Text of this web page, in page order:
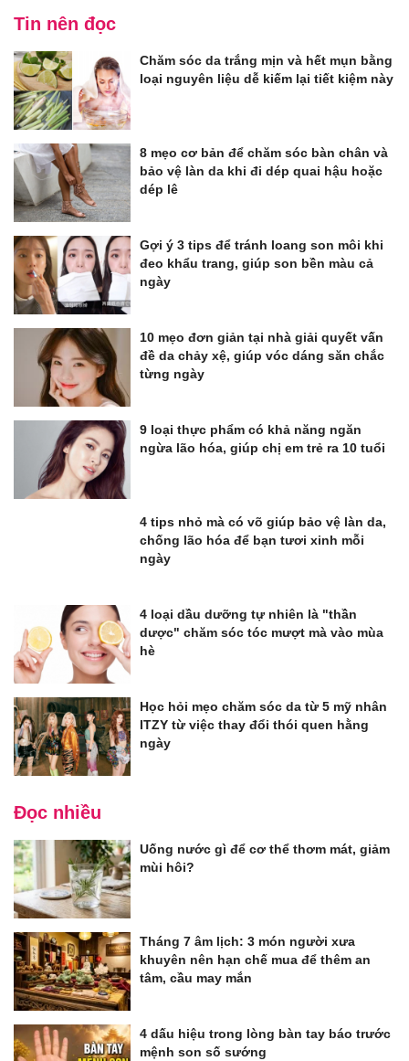
Tin nên đọc
Chăm sóc da trắng mịn và hết mụn bằng
loại nguyên liệu dễ kiếm lại tiết kiệm này
8 mẹo cơ bản để chăm sóc bàn chân và
bảo vệ làn da khi đi dép quai hậu hoặc
dép lê
Gợi ý 3 tips để tránh loang son môi khi
đeo khẩu trang, giúp son bền màu cả
ngày
10 mẹo đơn giản tại nhà giải quyết vấn
đề da chảy xệ, giúp vóc dáng săn chắc
từng ngày
9 loại thực phẩm có khả năng ngăn
ngừa lão hóa, giúp chị em trẻ ra 10 tuổi
4 tips nhỏ mà có võ giúp bảo vệ làn da,
chống lão hóa để bạn tươi xinh mỗi
ngày
4 loại dầu dưỡng tự nhiên là "thần
dược" chăm sóc tóc mượt mà vào mùa
hè
Học hỏi mẹo chăm sóc da từ 5 mỹ nhân
ITZY từ việc thay đổi thói quen hằng
ngày
Đọc nhiều
Uống nước gì để cơ thể thơm mát, giảm
mùi hôi?
Tháng 7 âm lịch: 3 món người xưa
khuyên nên hạn chế mua để thêm an
tâm, cầu may mắn
4 dấu hiệu trong lòng bàn tay báo trước
mệnh son số sướng